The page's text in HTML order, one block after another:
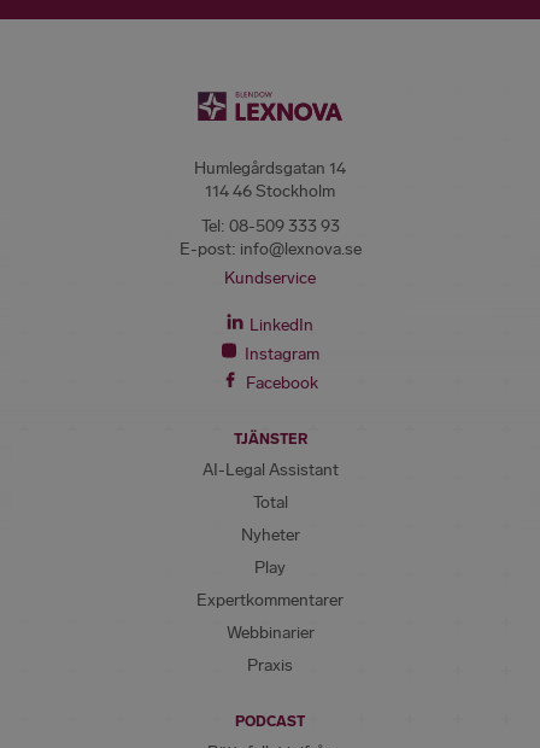
Humlegårdsgatan 14
114 46 Stockholm
Tel: 08-509 333 93
E-post: info@lexnova.se
Kundservice
LinkedIn
Instagram
Facebook
TJÄNSTER
AI-Legal Assistant
Total
Nyheter
Play
Expertkommentarer
Webbinarier
Praxis
PODCAST